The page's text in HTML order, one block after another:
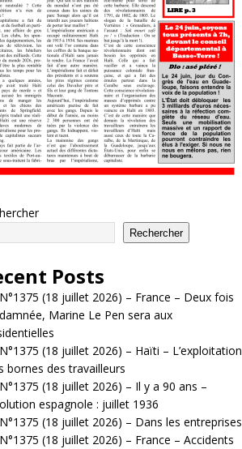
Rechercher
Posts
(18 juillet 2026) – France – Deux fois
Marine Le Pen sera aux
(18 juillet 2026) – Haïti – L’exploitation
bornes des travailleurs
(18 juillet 2026) – Il y a 90 ans –
espagnole : juillet 1936
(18 juillet 2026) – Dans les entreprises
(18 juillet 2026) – France – Accidents